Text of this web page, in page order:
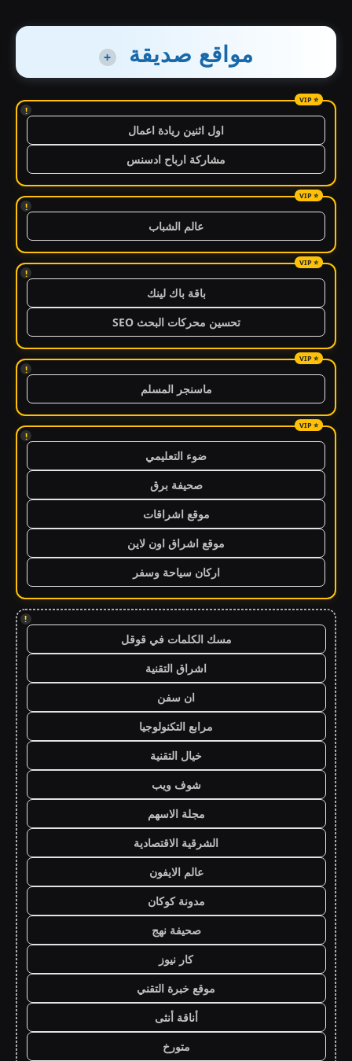
مواقع صديقة +
!
اول اثنين ريادة اعمال
مشاركة ارباح ادسنس
!
عالم الشباب
!
باقة باك لينك
تحسين محركات البحث SEO
!
ماسنجر المسلم
!
ضوء التعليمي
صحيفة برق
موقع اشراقات
موقع اشراق اون لاين
اركان سياحة وسفر
!
مسك الكلمات في قوقل
اشراق التقنية
ان سفن
مرابع التكنولوجيا
خيال التقنية
شوف ويب
مجلة الاسهم
الشرقية الاقتصادية
عالم الايفون
مدونة كوكان
صحيفة نهج
كار نيوز
موقع خبرة التقني
أناقة أنثى
متورخ